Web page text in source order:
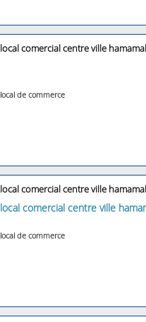
local comercial centre ville
local de commerce
local comercial centre ville
local comercial centre ville
local de commerce